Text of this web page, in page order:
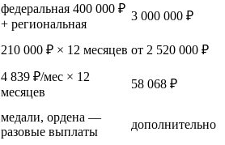
федеральная 400 000 ₽
+ региональная
3 000 000 ₽
210 000 ₽ × 12 месяцев от 2 520 000 ₽
4 839 ₽/мес × 12
месяцев
58 068 ₽
медали, ордена —
разовые выплаты
дополнительно